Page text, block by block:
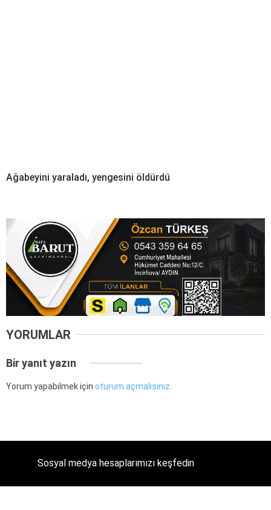
Ağabeyini yaraladı, yengesini öldürdü
YORUMLAR
Bir yanıt yazın
Yorum yapabilmek için oturum açmalısınız
Sosyal medya hesaplarımızı keşfedin